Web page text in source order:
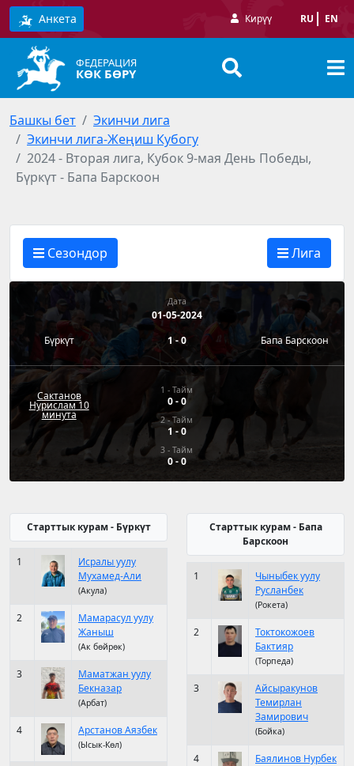
Анкета Кирүү RU EN
ФЕДЕРАЦИЯ
КӨК БӨРҮ
Башкы бет
Экинчи лига
Экинчи лига-Жеңиш Кубогу
2024 - Вторая лига, Кубок 9-мая День Победы,
Бүркүт - Бапа Барскоон
Сезондор Лига
Дата
01-05-2024
Бүркүт
1 - 0 Бапа Барскоон
Сактанов
Нурислам 10
минута
1 - Тайм
0-0
2 - Тайм
1 -0
3 - Тайм
0-0
Старттык курам - Бүркүт
1
Исралы уулу
Мухамед-Али
(Акула)
2
Мамарасул уулу
Жаныш
(Ак бөйрөк)
3
Маматжан уулу
Бекназар
(Арбат)
4 Арстанов Аязбек
(Ысык-Көл)
Старттык курам - Бапа
Барскоон
1
Чыныбек уулу
Русланбек
(Рокета)
2
Токтокожоев
Бактияр
(Торпеда)
3
Айсыракунов
Темирлан
Замирович
(Бойка)
4 Баялинов Нурбек